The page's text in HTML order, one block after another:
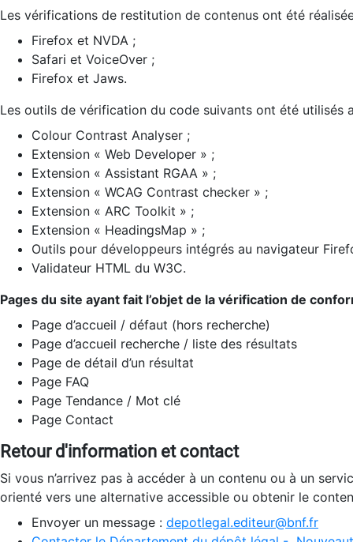
Les vérifications de restitution de contenus ont été
Firefox et NVDA ;
Safari et VoiceOver ;
Firefox et Jaws.
Les outils de vérification du code suivants ont été utilisés
Colour Contrast Analyser ;
Extension « Web Developer » ;
Extension « Assistant RGAA » ;
Extension « WCAG Contrast checker » ;
Extension « ARC Toolkit » ;
Extension « HeadingsMap » ;
Outils pour développeurs intégrés au navigateur
Validateur HTML du W3C.
Pages du site ayant fait l’objet de la vérification de
Page d’accueil / défaut (hors recherche)
Page d’accueil recherche / liste des résultats
Page de détail d’un résultat
Page FAQ
Page Tendance / Mot clé
Page Contact
Retour d'information et contact
Si vous n’arrivez pas à accéder à un contenu ou à un
orienté vers une alternative accessible ou obtenir le
Envoyer un message : depotlegal.editeur@bnf.fr